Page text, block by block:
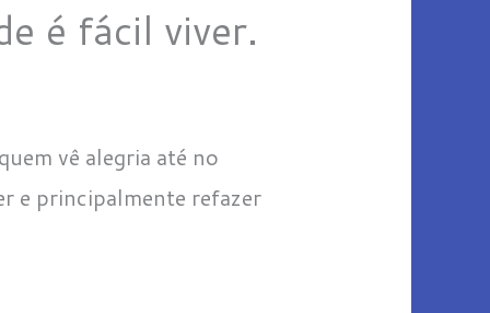
é fácil viver.
vê alegria até no
e principalmente refazer